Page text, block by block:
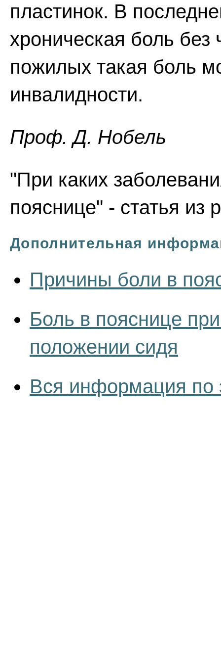
пластинок. В
хроническая боль без
пожилых такая боль
инвалидности.
Проф. Д. Нобель
"При каких
пояснице" - статья из
Дополнительная
Причины боли в
Боль в пояснице
положении сидя
Вся информация по